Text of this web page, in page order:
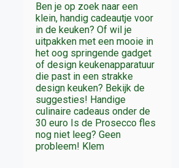
Ben je op zoek naar een
klein, handig cadeautje voor
in de keuken? Of wil je
uitpakken met een mooie in
het oog springende gadget
of design keukenapparatuur
die past in een strakke
design keuken? Bekijk de
suggesties! Handige
culinaire cadeaus onder de
30 euro Is de Prosecco fles
nog niet leeg? Geen
probleem! Klem